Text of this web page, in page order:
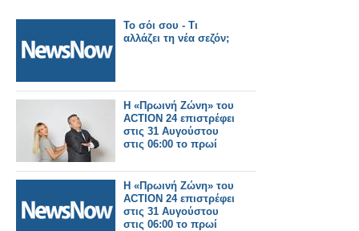
Το σόι σου - Τι
αλλάζει τη νέα σεζόν;
Η «Πρωινή Ζώνη» του
ACTION 24 επιστρέφει
στις 31 Αυγούστου
στις 06:00 το πρωί
Η «Πρωινή Ζώνη» του
ACTION 24 επιστρέφει
στις 31 Αυγούστου
στις 06:00 το πρωί